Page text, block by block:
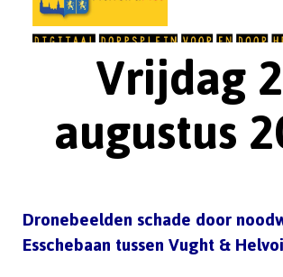
Vrijdag
augustus
Dronebeelden schade door
Esschebaan tussen Vught &